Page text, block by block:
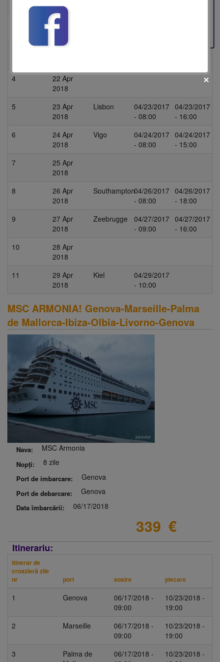
2018
20 Apr
2018
4
22 Apr
2018
5
23 Apr
2018
Lisbon
04/23/2017
- 08:00
04/23/2017
- 16:00
6
24 Apr
2018
Vigo
04/24/2017
- 08:00
04/24/2017
- 15:00
7
25 Apr
2018
8
26 Apr
2018
Southampton04/26/2017
- 08:00
04/26/2017
- 18:00
9
27 Apr
2018
Zeebrugge
04/27/2017
- 09:00
04/27/2017
- 16:00
10
28 Apr
2018
11
29 Apr
2018
Kiel
04/29/2017
- 10:00
MSC ARMONIA! Genova-Marseille-Palma
de Mallorca-Ibiza-Olbia-Livorno-Genova
Nava: MSC Armonia
Nopți: 8 zile
Port de imbarcare: Genova
Port de debarcare: Genova
Data îmbarcării: 06/17/2018
339 €
Itinerariu:
itinerar de
croazieră zile
nr
port sosire plecare
1 Genova
06/17/2018 -
09:00
10/23/2018 -
19:00
2
Marseille
06/17/2018 -
09:00
10/23/2018 -
19:00
3
Palma de
06/17/2018 -
10/23/2018 -
fii prietenul nostru pe facebook
Află primul cele mai noi oferte